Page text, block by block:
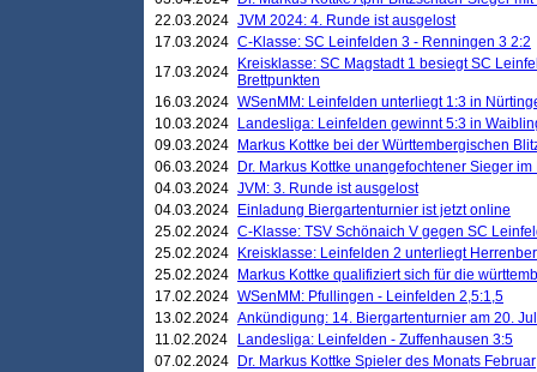
22.03.2024 JVM 2024: 4. Runde ist ausgelost
17.03.2024 C-Klasse: SC Leinfelden 3 - Renningen 3 2:2
17.03.2024
Kreisklasse: SC Magstadt 1 besiegt SC
Brettpunkten
16.03.2024 WSenMM: Leinfelden unterliegt 1:3 in
10.03.2024
Landesliga: Leinfelden gewinnt 5:3 in
09.03.2024
Markus Kottke bei der Württembergischen
06.03.2024
Dr. Markus Kottke unangefochtener Sieger
04.03.2024 JVM: 3. Runde ist ausgelost
04.03.2024
Einladung Biergartenturnier ist jetzt online
25.02.2024 C-Klasse: TSV Schönaich V gegen SC
25.02.2024
Kreisklasse: Leinfelden 2 unterliegt
25.02.2024
Markus Kottke qualifiziert sich für die
17.02.2024 WSenMM: Pfullingen - Leinfelden 2,5:1,5
13.02.2024 Ankündigung: 14. Biergartenturnier am 20.
11.02.2024
Landesliga: Leinfelden - Zuffenhausen 3:5
07.02.2024
Dr. Markus Kottke Spieler des Monats Februar